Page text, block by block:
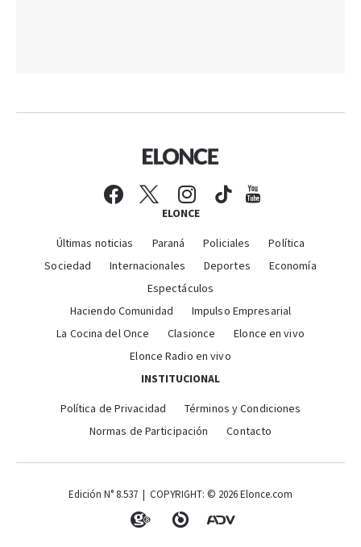
ELONCE
Últimas noticias Paraná Policiales
Política
Sociedad
Internacionales Deportes
Economía
Espectáculos
Haciendo Comunidad
Impulso Empresarial
La Cocina del Once
Clasionce
Elonce en vivo
Elonce Radio en vivo
INSTITUCIONAL
Política de Privacidad
Términos y Condiciones
Normas de Participación
Contacto
Edición N° 8.537 | COPYRIGHT: © 2026 Elonce.com